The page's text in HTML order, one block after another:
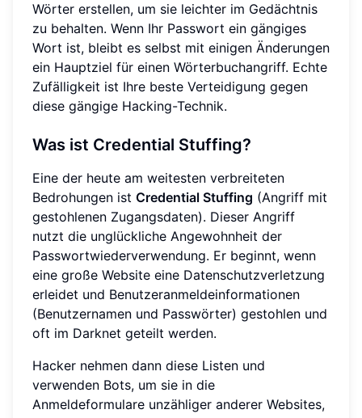
Wörter erstellen, um sie leichter im Gedächtnis
zu behalten. Wenn Ihr Passwort ein gängiges
Wort ist, bleibt es selbst mit einigen Änderungen
ein Hauptziel für einen Wörterbuchangriff. Echte
Zufälligkeit ist Ihre beste Verteidigung gegen
diese gängige Hacking-Technik.
Was ist Credential Stuffing?
Eine der heute am weitesten verbreiteten
Bedrohungen ist Credential Stuffing (Angriff mit
gestohlenen Zugangsdaten). Dieser Angriff
nutzt die unglückliche Angewohnheit der
Passwortwiederverwendung. Er beginnt, wenn
eine große Website eine Datenschutzverletzung
erleidet und Benutzeranmeldeinformationen
(Benutzernamen und Passwörter) gestohlen und
oft im Darknet geteilt werden.
Hacker nehmen dann diese Listen und
verwenden Bots, um sie in die
Anmeldeformulare unzähliger anderer Websites,